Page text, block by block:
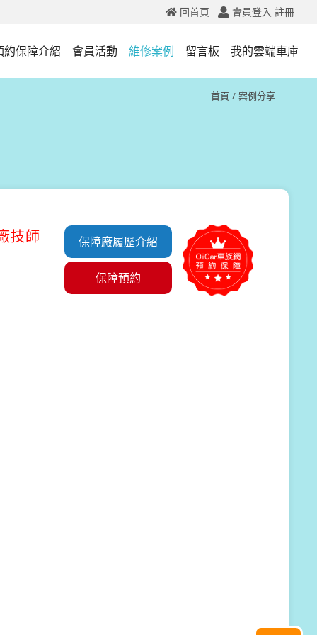
會員登入 註冊
回首頁
約保障介紹 會員活動 維修案例 留言板 我的雲端車庫
首頁 案例分享
技師 保障廠履歷介紹
保障預約